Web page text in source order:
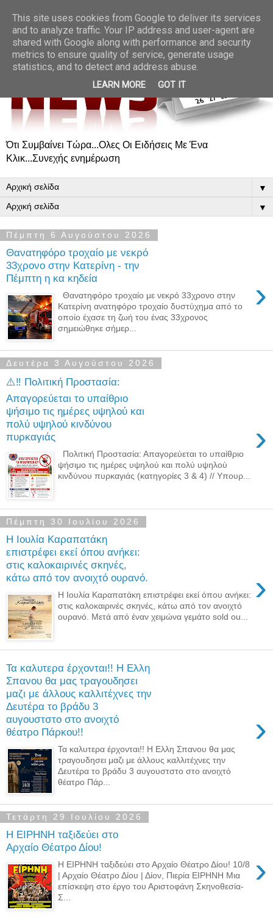
Ότι Συμβαίνει Τώρα...Ολες Οι Ειδήσεις Με Ένα
Κλικ...Συνεχής ενημέρωση
▼
▼
Πέμπτη 6 Αυγούστου 2026
Θανατηφόρο τροχαίο με νεκρό
33χρονο στην Κατερίνη - την
Πέμπτη η κα κηδεία
›
Θανατηφόρο τροχαίο με νεκρό 33χρονο στην
Κατερίνη ανατηφόρο τροχαίο δυστύχημα από το
οποίο έχασε τη ζωή του ένας 33χρονος
σημειώθηκε σήμερ...
Δευτέρα 3 Αυγούστου 2026
⚠️‼️ Πολιτική Προστασία:
Απαγορεύεται το υπαίθριο
ψήσιμο τις ημέρες υψηλού και
πολύ υψηλού κινδύνου
πυρκαγιάς
›
Πολιτική Προστασία: Απαγορεύεται το υπαίθριο
ψήσιμο τις ημέρες υψηλού και πολύ υψηλού
κινδύνου πυρκαγιάς (κατηγορίες 3 & 4) // Υπουρ...
Πέμπτη 30 Ιουλίου 2026
Η Ιουλία Καραπατάκη
επιστρέφει εκεί όπου ανήκει:
στις καλοκαιρινές σκηνές,
κάτω από τον ανοιχτό ουρανό.
›
Η Ιουλία Καραπατάκη επιστρέφει εκεί όπου ανήκει:
στις καλοκαιρινές σκηνές, κάτω από τον ανοιχτό
ουρανό. Μετά από έναν χειμώνα γεμάτο sold ou...
Τα καλυτερα έρχονται!! Η Ελλη
Σπανου θα μας τραγουδησει
μαζι με άλλους καλλιτέχνες την
Δευτέρα το βράδυ 3
αυγουστστο στο ανοιχτό
θέατρο Πάρκου!!
›
Τα καλυτερα έρχονται!! Η Ελλη Σπανου θα μας
τραγουδησει μαζι με άλλους καλλιτέχνες την
Δευτέρα το βράδυ 3 αυγουστστο στο ανοιχτό
θέατρο Πάρ...
Τετάρτη 29 Ιουλίου 2026
Η ΕΙΡΗΝΗ ταξιδεύει στο
Αρχαίο Θέατρο Δίου!
›
Η ΕΙΡΗΝΗ ταξιδεύει στο Αρχαίο Θέατρο Δίου! 10/8
| Αρχαίο Θέατρο Δίου | Δίον, Πιερία ΕΙΡΗΝΗ Μια
επίσκεψη στο έργο του Αριστοφάνη Σκηνοθεσία-
Σ...
This site uses cookies from Google to deliver its services
and to analyze traffic. Your IP address and user-agent are
shared with Google along with performance and security
metrics to ensure quality of service, generate usage
statistics, and to detect and address abuse.
LEARN MORE GOT IT